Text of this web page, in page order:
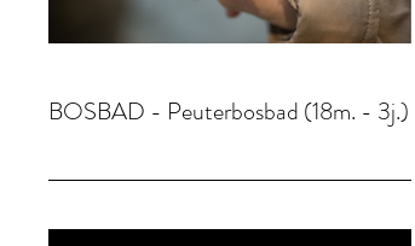
BOSBAD - Peuterbosbad (18m. - 3j.)